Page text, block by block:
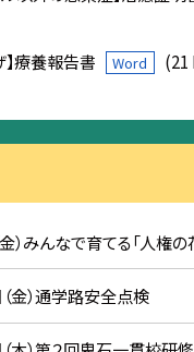
】療養報告書
Word (21
）みんなで育てる「人権の
金）通学路安全点検